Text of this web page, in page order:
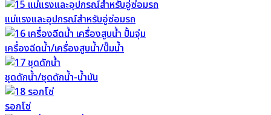
แม่แรงและอุปกรณ์สำหรับอู่ซ่อมรถ
เครื่องฉีดน้ำ/เครื่องสูบน้ำ/ปั๊มน้ำ
ชุดดักน้ำ/ชุดดักน้ำ-น้ำมัน
รอกโซ่